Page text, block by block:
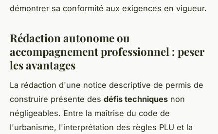
démontrer sa conformité aux exigences en vigueur.
Rédaction autonome ou
accompagnement professionnel : peser
les avantages
La rédaction d'une notice descriptive de permis de
construire présente des défis techniques non
négligeables. Entre la maîtrise du code de
l'urbanisme, l'interprétation des règles PLU et la